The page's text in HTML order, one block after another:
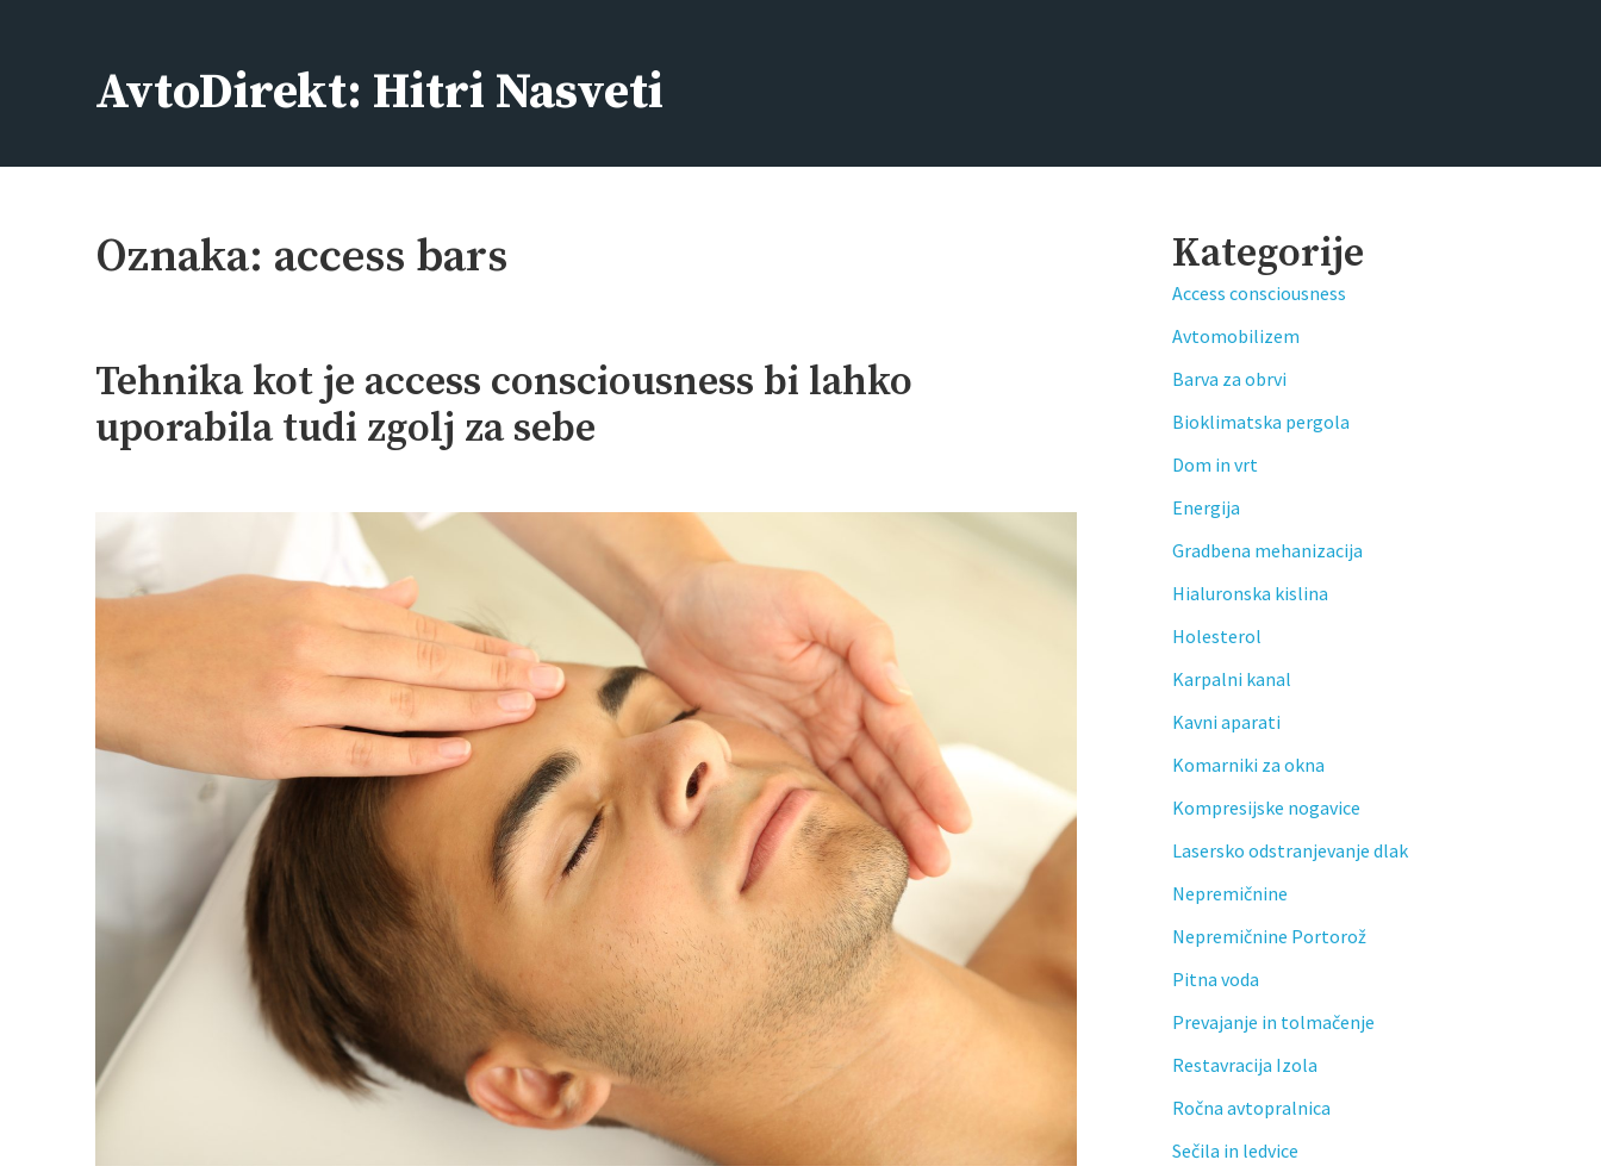
AvtoDirekt: Hitri Nasveti
Oznaka: access bars
Tehnika kot je access consciousness bi lahko
uporabila tudi zgolj za sebe
Kategorije
Access consciousness
Avtomobilizem
Barva za obrvi
Bioklimatska pergola
Dom in vrt
Energija
Gradbena mehanizacija
Hialuronska kislina
Holesterol
Karpalni kanal
Kavni aparati
Komarniki za okna
Kompresijske nogavice
Lasersko odstranjevanje dlak
Nepremičnine
Nepremičnine Portorož
Pitna voda
Prevajanje in tolmačenje
Restavracija Izola
Ročna avtopralnica
Sečila in ledvice